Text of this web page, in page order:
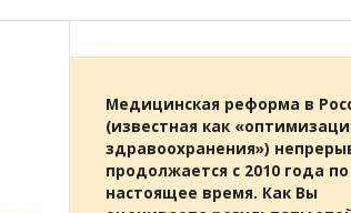
Медицинская реформа в
(известная как
здравоохранения»)
продолжается с 2010 года по
настоящее время. Как Вы